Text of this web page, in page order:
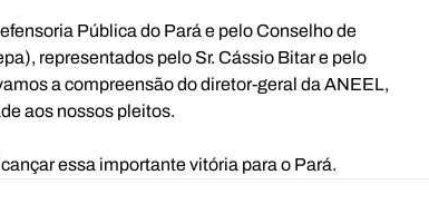
Pública do Pará e pelo Conselho de
representados pelo Sr. Cássio Bitar e pelo
a compreensão do diretor-geral da ANEEL,
aos nossos pleitos.
essa importante vitória para o Pará.